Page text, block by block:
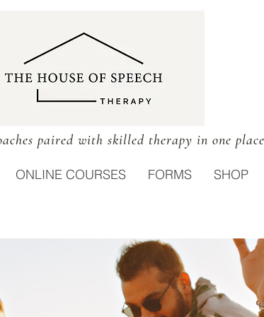
paired with skilled therapy in one
ONLINE COURSES FORMS SHOP